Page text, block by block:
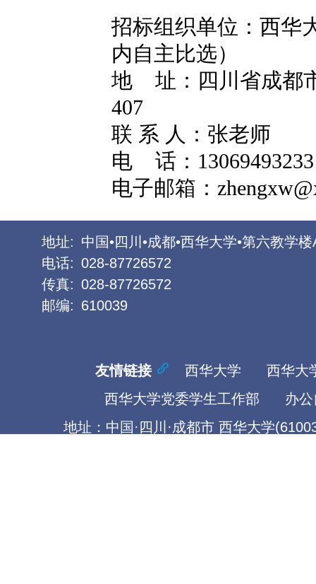
招标组织单位：西华
内自主比选）
地 址：四川省成都
407
联 系 人：张老师
电 话： 13069493233
电子邮箱：
地址: 中国•四川•成都•西华大学•第六教学楼
电话: 028-87726572
传真: 028-87726572
邮编: 610039
友情链接 西华大学
西华大
西华大学党委学生工作部
办
地址：中国·四川·成都市 西华大学